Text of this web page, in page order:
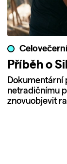
Příběh o
Dokumentární
netradičnímu
znovuobjevit